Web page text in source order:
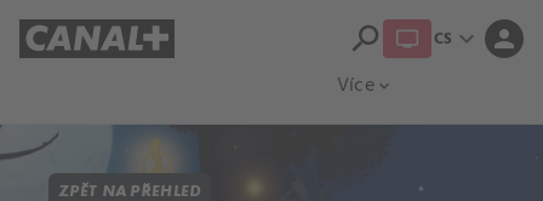
Více expand_more
search CS expand_more person
ZPĚT NA PŘEHLED